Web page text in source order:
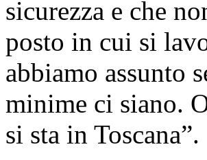
sicurezza e che
posto in cui si
abbiamo assunto
minime ci siano.
si sta in Toscana”.